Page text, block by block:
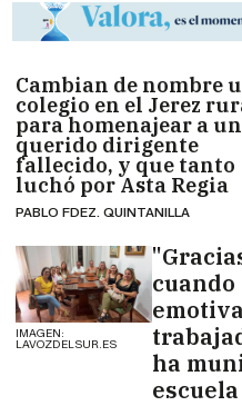
Cambian de nombre
colegio en el Jerez
para homenajear a un
querido dirigente
fallecido, y que tanto
luchó por Asta Regia
PABLO FDEZ. QUINTANILLA
IMAGEN:
LAVOZDELSUR.ES
cuando
ha